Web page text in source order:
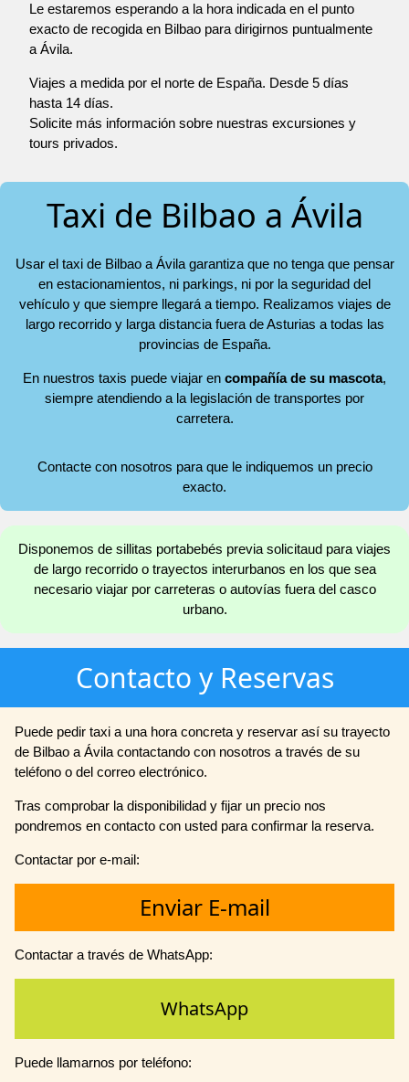
Le estaremos esperando a la hora indicada en el punto
exacto de recogida en Bilbao para dirigirnos puntualmente
a Ávila.
Viajes a medida por el norte de España. Desde 5 días
hasta 14 días.
Solicite más información sobre nuestras excursiones y
tours privados.
Taxi de Bilbao a Ávila
Usar el taxi de Bilbao a Ávila garantiza que no tenga que pensar
en estacionamientos, ni parkings, ni por la seguridad del
vehículo y que siempre llegará a tiempo. Realizamos viajes de
largo recorrido y larga distancia fuera de Asturias a todas las
provincias de España.
En nuestros taxis puede viajar en compañía de su mascota,
siempre atendiendo a la legislación de transportes por
carretera.
Contacte con nosotros para que le indiquemos un precio
exacto.
Disponemos de sillitas portabebés previa solicitaud para viajes
de largo recorrido o trayectos interurbanos en los que sea
necesario viajar por carreteras o autovías fuera del casco
urbano.
Contacto y Reservas
Puede pedir taxi a una hora concreta y reservar así su trayecto
de Bilbao a Ávila contactando con nosotros a través de su
teléfono o del correo electrónico.
Tras comprobar la disponibilidad y fijar un precio nos
pondremos en contacto con usted para confirmar la reserva.
Contactar por e-mail:
Enviar E-mail
Contactar a través de WhatsApp:
WhatsApp
Puede llamarnos por teléfono: